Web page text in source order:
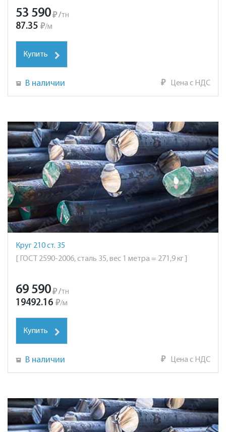
53 590₽ /тн
87.35 ₽/м
Купить
В наличии ₽ Цена с НДС
Круг 210 ст. 35
[ ГОСТ 2590-2006, сталь 35, вес 1 метра = 271,9 кг ]
69 590₽ /тн
19492.16 ₽/м
Купить
В наличии ₽ Цена с НДС